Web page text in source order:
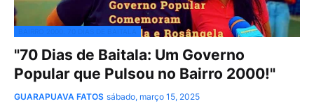
"70 Dias de Baitala: Um Governo
Popular que Pulsou no Bairro 2000!"
GUARAPUAVA FATOS sábado, março 15, 2025